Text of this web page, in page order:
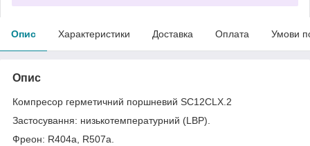
Опис Характеристики Доставка Оплата Умови
Опис
Компресор герметичний поршневий SC12CLX.2
Застосування: низькотемпературний (LBP).
Фреон: R404а, R507а.